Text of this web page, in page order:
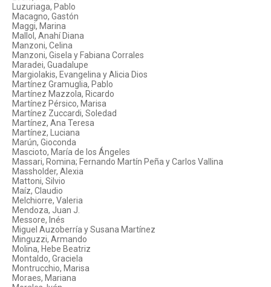
Luzuriaga, Pablo
Macagno, Gastón
Maggi, Marina
Mallol, Anahí Diana
Manzoni, Celina
Manzoni, Gisela y Fabiana Corrales
Maradei, Guadalupe
Margiolakis, Evangelina y Alicia Dios
Martínez Gramuglia, Pablo
Martínez Mazzola, Ricardo
Martínez Pérsico, Marisa
Martínez Zuccardi, Soledad
Martínez, Ana Teresa
Martínez, Luciana
Marún, Gioconda
Mascioto, María de los Ángeles
Massari, Romina; Fernando Martín Peña y Carlos Vallina
Massholder, Alexia
Mattoni, Silvio
Maíz, Claudio
Melchiorre, Valeria
Mendoza, Juan J.
Messore, Inés
Miguel Auzoberría y Susana Martínez
Minguzzi, Armando
Molina, Hebe Beatriz
Montaldo, Graciela
Montrucchio, Marisa
Moraes, Mariana